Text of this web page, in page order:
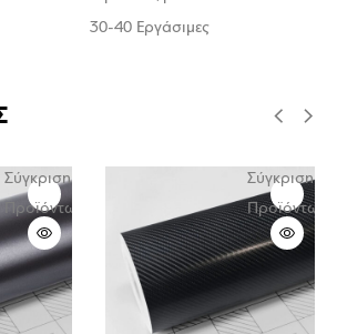
30-40 Εργάσιμες
Σύγκριση
Προϊόντων
Σύγκριση
Προϊόντων